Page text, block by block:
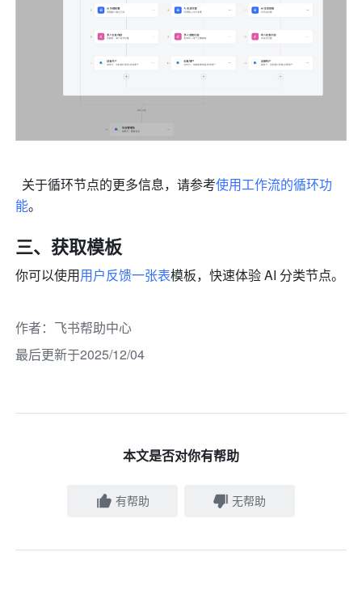
  关于循环节点的更多信息，请参考
使用工作流的循环功
能。
三、获取模板
你可以使用用户反馈一张表模板，快速体验 AI 分类节点。
作者： 飞书帮助中心
最后更新于2025/12/04
本文是否对你有帮助
有帮助 无帮助